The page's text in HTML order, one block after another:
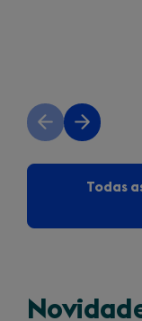
Previous
slide
Next
slide
Todas